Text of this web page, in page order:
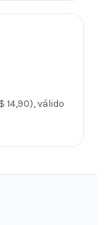
14,90), válido